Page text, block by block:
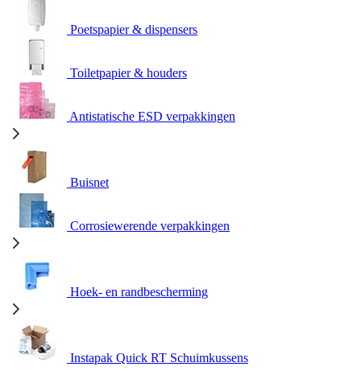
Poetspapier & dispensers
Toiletpapier & houders
Antistatische ESD verpakkingen
Buisnet
Corrosiewerende verpakkingen
Hoek- en randbescherming
Instapak Quick RT Schuimkussens